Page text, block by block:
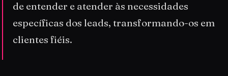
de entender e atender às necessidades
específicas dos leads, transformando-os em
clientes fiéis.